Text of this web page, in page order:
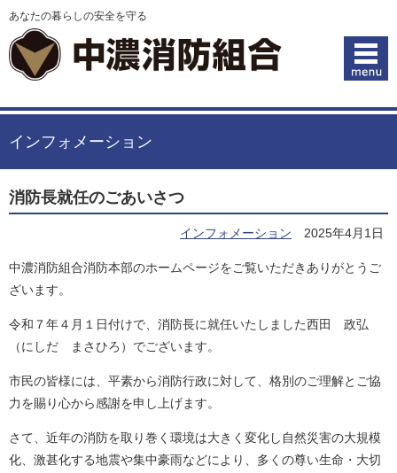
あなたの暮らしの安全を守る
インフォメーション
消防長就任のごあいさつ
インフォメーション 2025年4月1日
中濃消防組合消防本部のホームページをご覧いただきありがとうご
ざいます。
令和７年４月１日付けで、消防長に就任いたしました西田 政弘
（にしだ まさひろ）でございます。
市民の皆様には、平素から消防行政に対して、格別のご理解とご協
力を賜り心から感謝を申し上げます。
さて、近年の消防を取り巻く環境は大きく変化し自然災害の大規模
化、激甚化する地震や集中豪雨などにより、多くの尊い生命・大切